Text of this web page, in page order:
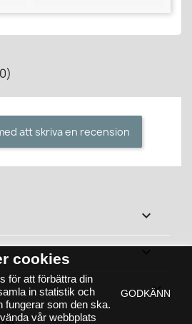
att skriva en recension



cookies
för att förbättra din
in statistik och
fungerar som den ska.
vår webbplats
GODKÄNN